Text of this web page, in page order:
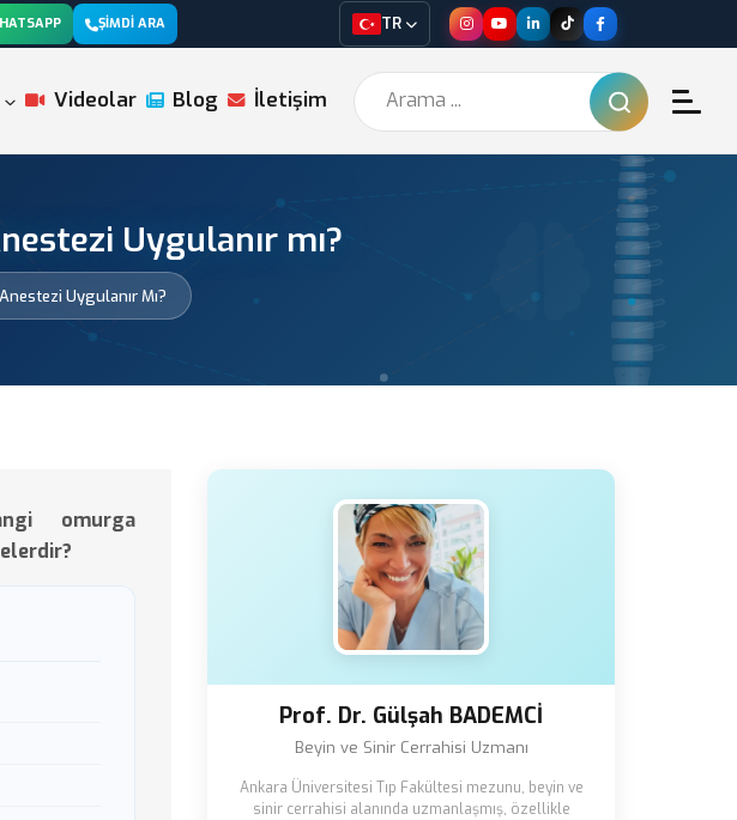
ŞIMDI ARA TR
Videolar Blog İletişim
Uygulanır mı?
Uygulanır Mı?
omurga
Prof. Dr. Gülşah BADEMCİ
Beyin ve Sinir Cerrahisi Uzmanı
Ankara Üniversitesi Tıp Fakültesi mezunu, beyin ve
sinir cerrahisi alanında uzmanlaşmış, özellikle